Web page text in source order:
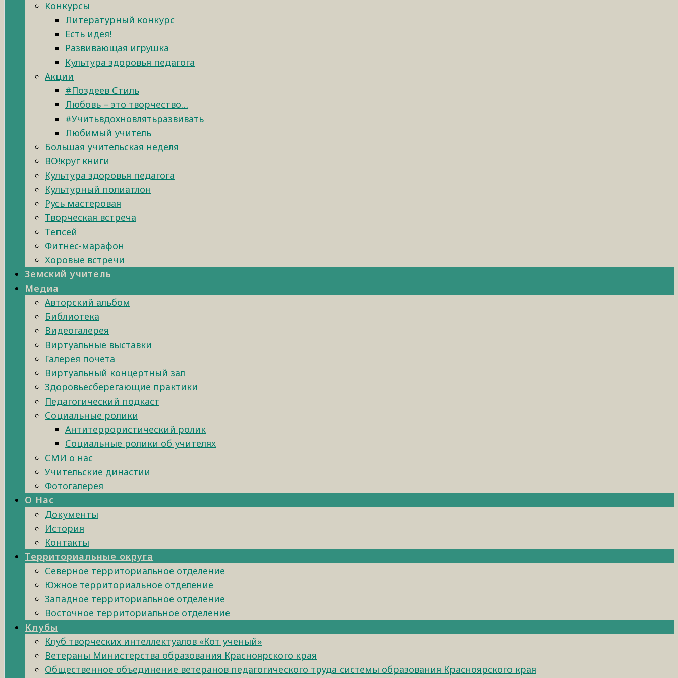
Конкурсы
Литературный конкурс
Есть идея!
Развивающая игрушка
Культура здоровья педагога
Акции
#Поздеев Стиль
Любовь – это творчество…
#Учитьвдохновлятьразвивать
Любимый учитель
Большая учительская неделя
ВО!круг книги
Культура здоровья педагога
Культурный полиатлон
Русь мастеровая
Творческая встреча
Тепсей
Фитнес-марафон
Хоровые встречи
Земский учитель
Медиа
Авторский альбом
Библиотека
Видеогалерея
Виртуальные выставки
Галерея почета
Виртуальный концертный зал
Здоровьесберегающие практики
Педагогический подкаст
Социальные ролики
Антитеррористический ролик
Социальные ролики об учителях
СМИ о нас
Учительские династии
Фотогалерея
О Нас
Документы
История
Контакты
Территориальные округа
Северное территориальное отделение
Южное территориальное отделение
Западное территориальное отделение
Восточное территориальное отделение
Клубы
Клуб творческих интеллектуалов «Кот ученый»
Ветераны Министерства образования Красноярского края
Общественное объединение ветеранов педагогического труда системы образования Красноярского края